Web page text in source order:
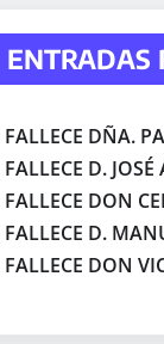
ENTRADAS
FALLECE DÑA.
FALLECE D.
FALLECE DON
FALLECE D.
FALLECE DON